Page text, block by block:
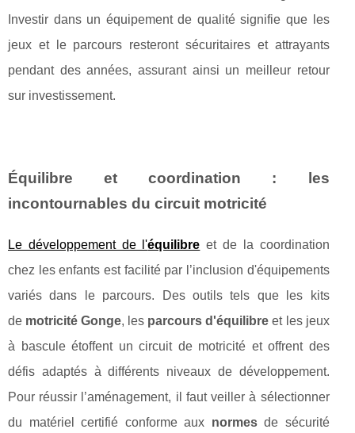
Investir dans un équipement de qualité signifie que les
jeux et le parcours resteront sécuritaires et attrayants
pendant des années, assurant ainsi un meilleur retour
sur investissement.
Équilibre et coordination : les
incontournables du circuit motricité
Le développement de l'équilibre et de la coordination
chez les enfants est facilité par l’inclusion d'équipements
variés dans le parcours. Des outils tels que les kits
de motricité Gonge, les parcours d'équilibre et les jeux
à bascule étoffent un circuit de motricité et offrent des
défis adaptés à différents niveaux de développement.
Pour réussir l’aménagement, il faut veiller à sélectionner
du matériel certifié conforme aux normesde sécurité